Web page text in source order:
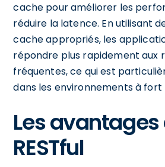
cache pour améliorer les
réduire la latence. En utilisant
cache appropriés, les
répondre plus rapidement aux
fréquentes, ce qui est
dans les environnements à fort
Les avantages
RESTful